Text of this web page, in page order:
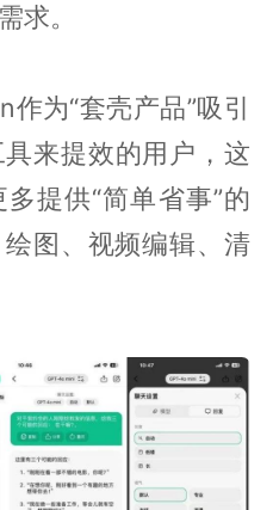
求。
为“套壳产品”吸引
来提效的用户，这
提供“简单省事”的
图、视频编辑、清